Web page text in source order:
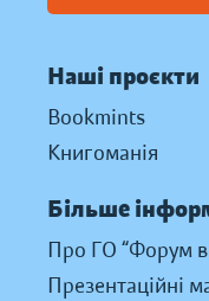
Наші проєкти
Bookmints
Книгоманія
Більше
Про ГО “Форум
Презентаційні